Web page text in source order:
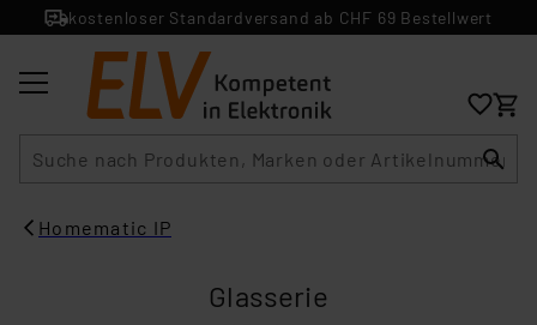
kostenloser Standardversand ab CHF 69 Bestellwert
Homematic IP
Glasserie